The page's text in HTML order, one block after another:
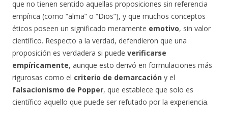
que no tienen sentido aquellas proposiciones sin referencia
empírica (como “alma” o “Dios”), y que muchos conceptos
éticos poseen un significado meramente emotivo, sin valor
científico. Respecto a la verdad, defendieron que una
proposición es verdadera si puede verificarse
empíricamente, aunque esto derivó en formulaciones más
rigurosas como el criterio de demarcación y el
falsacionismo de Popper, que establece que solo es
científico aquello que puede ser refutado por la experiencia.